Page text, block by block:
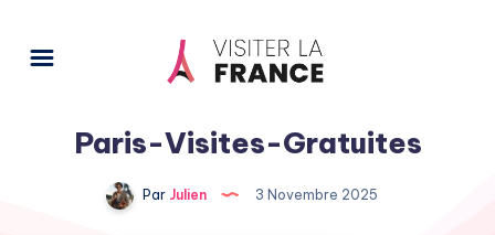
Paris-Visites-Gratuites
Par Julien 3 Novembre 2025